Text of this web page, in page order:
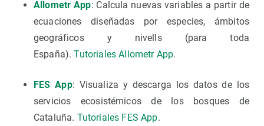
Allometr App: Calcula nuevas variables a partir de
ecuaciones diseñadas por especies, ámbitos
geográficos y nivells (para toda
España).Tutoriales Allometr App.
FES App: Visualiza y descarga los datos de los
servicios ecosistémicos de los bosques de
Cataluña. Tutoriales FES App.